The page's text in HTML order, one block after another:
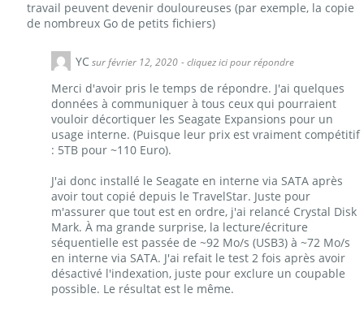
travail peuvent devenir douloureuses (par exemple, la copie
de nombreux Go de petits fichiers)
YCsur février 12, 2020 - cliquez ici pour répondre
Merci d'avoir pris le temps de répondre. J'ai quelques
données à communiquer à tous ceux qui pourraient
vouloir décortiquer les Seagate Expansions pour un
usage interne. (Puisque leur prix est vraiment compétitif
: 5TB pour ~110 Euro).
J'ai donc installé le Seagate en interne via SATA après
avoir tout copié depuis le TravelStar. Juste pour
m'assurer que tout est en ordre, j'ai relancé Crystal Disk
Mark. À ma grande surprise, la lecture/écriture
séquentielle est passée de ~92 Mo/s (USB3) à ~72 Mo/s
en interne via SATA. J'ai refait le test 2 fois après avoir
désactivé l'indexation, juste pour exclure un coupable
possible. Le résultat est le même.